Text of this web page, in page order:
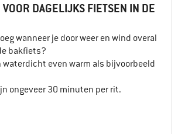
DAGELIJKS FIETSEN IN DE
wanneer je door weer en wind overal
bakfiets?
even warm als bijvoorbeeld
ongeveer 30 minuten per rit.